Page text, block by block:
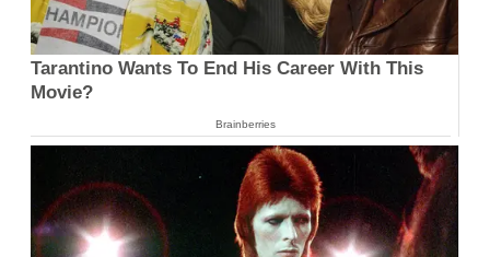
Tarantino Wants To End His Career With This
Movie?
Brainberries